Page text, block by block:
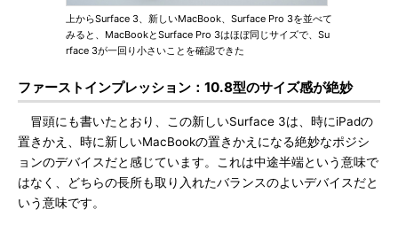
上からSurface 3、新しいMacBook、Surface Pro 3を並べて
みると、MacBookとSurface Pro 3はほぼ同じサイズで、Su
rface 3が一回り小さいことを確認できた
ファーストインプレッション：10.8型のサイズ感が絶妙
冒頭にも書いたとおり、この新しいSurface 3は、時にiPadの
置きかえ、時に新しいMacBookの置きかえになる絶妙なポジシ
ョンのデバイスだと感じています。これは中途半端という意味で
はなく、どちらの長所も取り入れたバランスのよいデバイスだと
いう意味です。